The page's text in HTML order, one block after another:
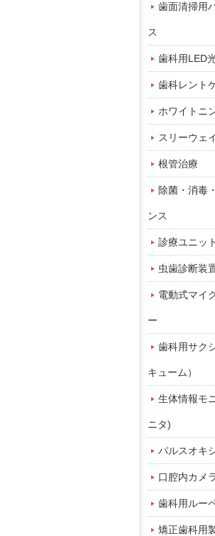
歯面清掃用
ス
歯科用LED
歯科レント
ホワイトニ
スリーウェ
根管治療
除菌・消毒
ンス
診療ユニット
虫歯診断装
電動式マイ
ー
歯科用サク
キューム）
生体情報モ
ニタ)
パルスオキ
口腔内カメ
歯科用ルー
矯正歯科用